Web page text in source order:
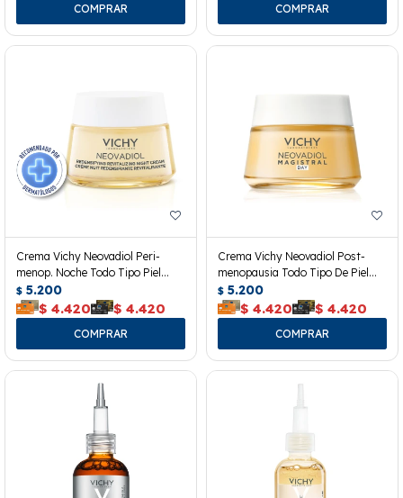
Crema Vichy Neovadiol Peri-
menop. Noche Todo Tipo Piel
50ml
$ 5.200
$ 4.420 $ 4.420
Crema Vichy Neovadiol Post-
menopausia Todo Tipo De Piel
50ml
$ 5.200
$ 4.420 $ 4.420